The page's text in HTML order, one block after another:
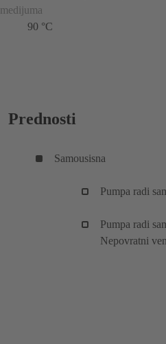
medijuma
90 °C
Prednosti
Samousisna
Pumpa radi
Pumpa radi
Nepovratni